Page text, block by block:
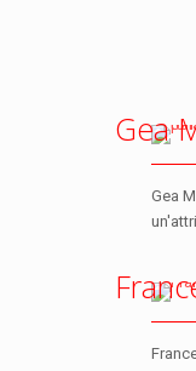
Gea
Gea